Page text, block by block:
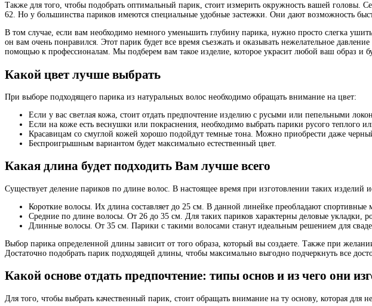
Также для того, чтобы подобрать оптимальный парик, стоит измерить окружность вашей головы.
62. Но у большинства париков имеются специальные удобные застежки. Они дают возможность
В том случае, если вам необходимо немного уменьшить глубину парика, нужно просто слегка
он вам очень понравился. Этот парик будет все время съезжать и оказывать нежелательное
помощью к профессионалам. Мы подберем вам такое изделие, которое украсит любой ваш образ и
Какой цвет лучше выбрать
При выборе подходящего парика из натуральных волос необходимо обращать внимание на цвет:
Если у вас светлая кожа, стоит отдать предпочтение изделию с русыми или пепельными
Если на коже есть веснушки или покраснения, необходимо выбрать парики русого теплого
Красавицам со смуглой кожей хорошо подойдут темные тона. Можно приобрести даже
Беспроигрышным вариантом будет максимально естественный цвет.
Какая длина будет подходить Вам лучше всего
Существует деление париков по длине волос. В настоящее время при изготовлении таких изделий
Короткие волосы. Их длина составляет до 25 см. В данной линейке преобладают
Средние по длине волосы. От 26 до 35 см. Для таких париков характерны деловые
Длинные волосы. От 35 см. Парики с такими волосами станут идеальным решением для
Выбор парика определенной длины зависит от того образа, который вы создаете. Также при
Достаточно подобрать парик подходящей длины, чтобы максимально выгодно подчеркнуть все
Какой основе отдать предпочтение: типы основ и из чего они
Для того, чтобы выбрать качественный парик, стоит обращать внимание на ту основу, которая